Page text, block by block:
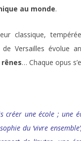
au monde.
classique,
de Versailles évolue
… Chaque opus
créer une école ; une
du ‘vivre